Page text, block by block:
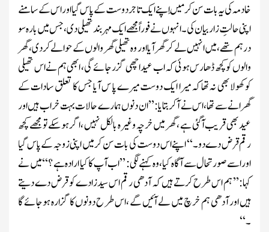
خادمہ کی یہ بات سن کر مَیں اپنے ایک تا جر دوست کے پاس گیا اور اس کے سامنے
اپنی حالتِ زار بیان کی ۔انہوں نے فورا ًمجھے ایک مہر بند تھیلی دی، جس میں بارہ سو
درہم تھے،میں ا نہیں لے کر گھر آیااور وہ تھیلی گھر والوں کے حوالے کردی، گھر
والوں کو کچھ ڈھارس ہوئی کہ اب عید اچھی گزر جائے گی ، ابھی ہم نے اس تھیلی
کو کھولا بھی نہ تھا کہ میرا ایک دوست میرے پا س آیا جس کا تعلق سادات کے
گھرانے سے تھا ،اس نے آکر بتایا:’’ ان دنوں ہمارے حالات بہت خراب ہیں اور
عید بھی قریب آگئی ہے ، گھر میں خرچہ وغیرہ بالکل نہیں ،اگر ہوسکے تو مجھے کچھ
رقم قرض دے دو۔‘‘ اپنے اس دوست کی بات سن کر میں اپنی زوجہ کے پاس گیا
اور اسے صورتحال سے آگا ہ کیا، وہ کہنے لگی: ’’اب آپ کا کیا ارادہ ہے ؟‘‘ میں نے
کہا:’’ ہم اس طر ح کرتے ہیں کہ آدھی رقم اس سید زادے کو قرض دے دیتے
ہیں اور آدھی ہم خرچ میں لے آئیں گے ،اس طر ح دونوں کا گزارہ ہوجائے گا
۔‘‘